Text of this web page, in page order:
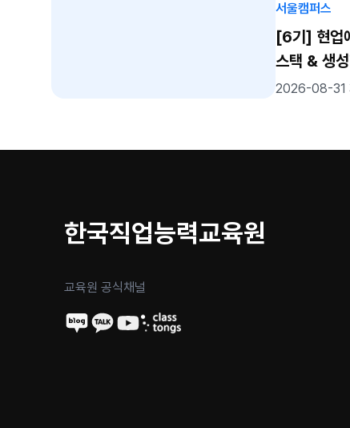
서울캠퍼스
[6기] 현업
스택 & 생
로젝트 완성
2026-08-31
한국직업능력교육원
교육원 공식채널